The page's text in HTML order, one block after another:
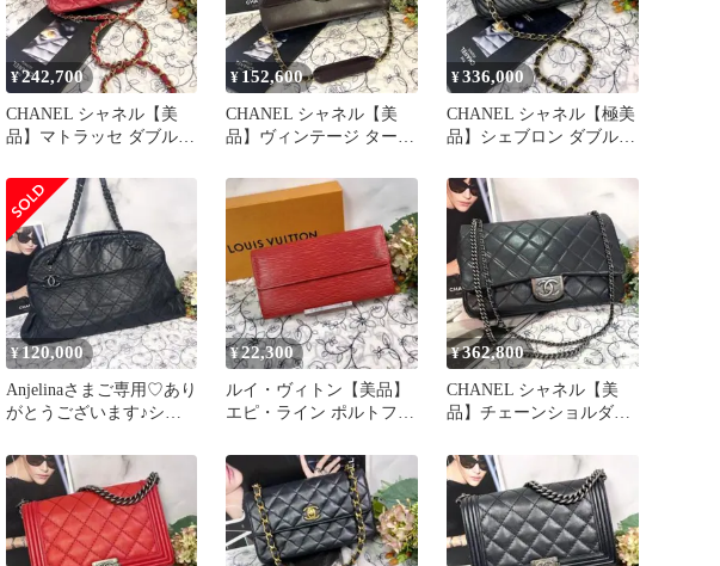
¥242,700
CHANEL シャネル【美
品】マトラッセ ダブルフ
ー
¥152,600
CHANEL シャネル【美
品】ヴィンテージ ターン
鞄
¥336,000
CHANEL シャネル【極美
品】シェブロン ダブルフ
¥120,000
Anjelinaさまご専用♡あり
がとうございます♪ショ
¥22,300
ルイ・ヴィトン【美品】
エピ・ライン ポルトフォ
¥362,800
CHANEL シャネル【美
品】チェーンショルダー
セ